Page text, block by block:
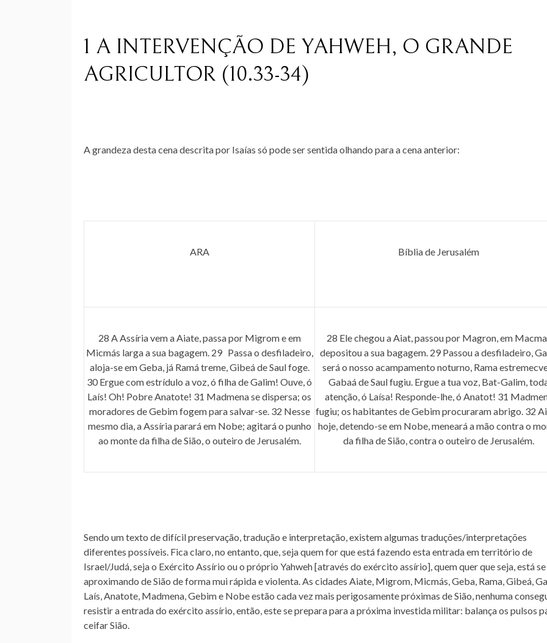
1 A INTERVENÇÃO DE YAHWEH, O GRANDE
AGRICULTOR (10.33-34)
A grandeza desta cena descrita por Isaías só pode ser sentida olhando para a cena anterior:
ARA Bíblia de Jerusalém
28 A Assíria vem a Aiate, passa por Migrom e em
Micmás larga a sua bagagem. 29 Passa o desfiladeiro,
aloja-se em Geba, já Ramá treme, Gibeá de Saul foge.
30 Ergue com estrídulo a voz, ó filha de Galim! Ouve, ó
Laís! Oh! Pobre Anatote! 31 Madmena se dispersa; os
moradores de Gebim fogem para salvar-se. 32 Nesse
mesmo dia, a Assíria parará em Nobe; agitará o punho
ao monte da filha de Sião, o outeiro de Jerusalém.
28 Ele chegou a Aiat, passou por Magron, em
depositou a sua bagagem. 29 Passou a desfiladeiro,
será o nosso acampamento noturno, Rama
Gabaá de Saul fugiu. Ergue a tua voz, Bat-Galim,
atenção, ó Laísa! Responde-lhe, ó Anatot! 31
fugiu; os habitantes de Gebim procuraram abrigo. 32
hoje, detendo-se em Nobe, meneará a mão contra o
da filha de Sião, contra o outeiro de Jerusalém.
Sendo um texto de difícil preservação, tradução e interpretação, existem algumas traduções/interpretações
diferentes possíveis. Fica claro, no entanto, que, seja quem for que está fazendo esta entrada em território de
Israel/Judá, seja o Exército Assírio ou o próprio Yahweh [através do exército assírio], quem quer que seja, está se
aproximando de Sião de forma mui rápida e violenta. As cidades Aiate, Migrom, Micmás, Geba, Rama, Gibeá,
Laís, Anatote, Madmena, Gebim e Nobe estão cada vez mais perigosamente próximas de Sião, nenhuma
resistir a entrada do exército assírio, então, este se prepara para a próxima investida militar: balança os pulsos
ceifar Sião.